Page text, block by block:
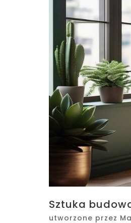
Sztuka
utworzone przez